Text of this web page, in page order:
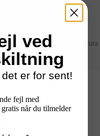
Lagerførte varer leveres
typisk på 1-2 hverdage
Sikker betaling
Med kort, mobilepay, faktura
og EAN
fra
ved
er for sent!
fejl med
når du tilmelder